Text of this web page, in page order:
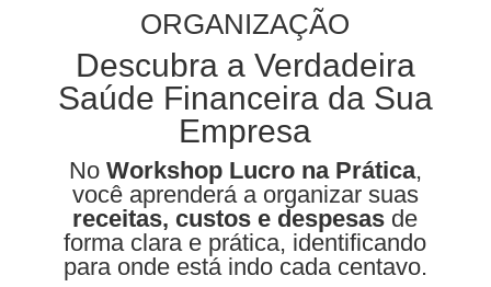
ORGANIZAÇÃO
Descubra a Verdadeira
Saúde Financeira da Sua
Empresa
No Workshop Lucro na Prática,
você aprenderá a organizar suas
receitas, custos e despesas de
forma clara e prática, identificando
para onde está indo cada centavo.